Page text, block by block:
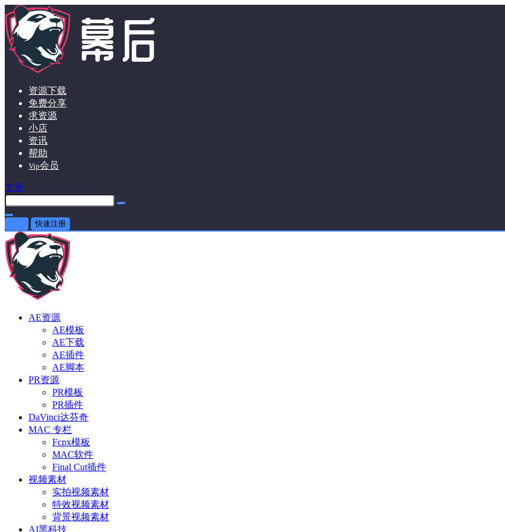
资源下载
免费分享
求资源
小店
资讯
帮助
Vip会员
文章
快速注册
AE资源
AE模板
AE下载
AE插件
AE脚本
PR资源
PR模板
PR插件
DaVinci达芬奇
MAC 专栏
Fcpx模板
MAC软件
Final Cut插件
视频素材
实拍视频素材
特效视频素材
背景视频素材
AI黑科技